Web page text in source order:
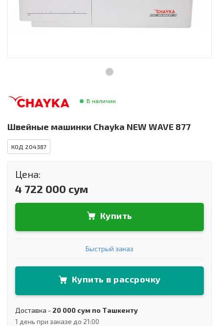
Товары для дома
Сантехника В наличии
Швейные машинки Chayka NEW WAVE 877
КОД 204387
Цена:
4 722 000 сум
Купить
Быстрый заказ
Купить в рассрочку
Доставка - 20 000 сум по Ташкенту
1 день при заказе до 21:00